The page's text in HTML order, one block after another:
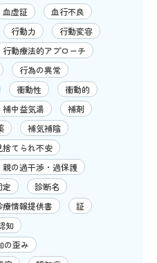
血虚証
血行不良
行動力
行動変容
行動療法的アプローチ
行為の異常
衝動性
衝動的
補中益気湯
補剤
補気補陰
捨てられ不安
親の過干渉・過保護
定
診断名
療情報提供書
証
知
の歪み